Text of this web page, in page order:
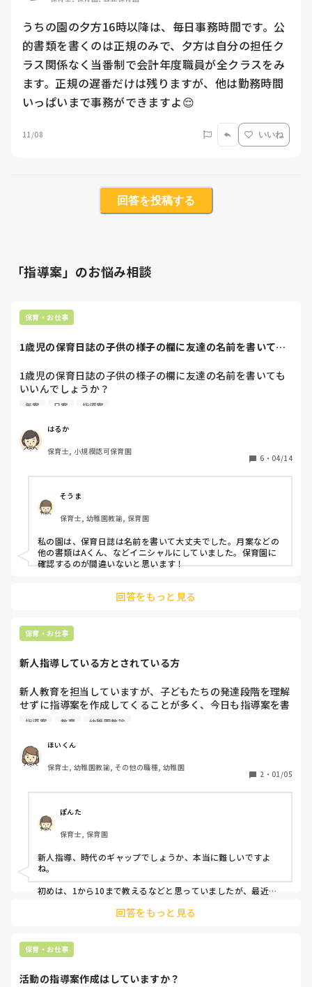
うちの園の夕方16時以降は、毎日事務時間です。公
的書類を書くのは正規のみで、夕方は自分の担任ク
ラス関係なく当番制で会計年度職員が全クラスをみ
ます。正規の遅番だけは残りますが、他は勤務時間
いっぱいまで事務ができますよ😌
11/08 いいね
回答を投稿する
「指導案」のお悩み相談
保育・お仕事
1歳児の保育日誌の子供の様子の欄に友達の名前を書いても
1歳児の保育日誌の子供の様子の欄に友達の名前を書いても
いいんでしょうか？
例文:保育者や◯◯と追いかけっこをし、体を動かして遊ん
年案 日案 指導案
はるか
保育士, 小規模認可保育園
6 ・ 04/14
そうま
保育士, 幼稚園教諭, 保育園
私の園は、保育日誌は名前を書いて大丈夫でした。月案などの
他の書類はAくん、などイニシャルにしていました。保育園に
確認するのが間違いないと思います！
回答をもっと見る
保育・お仕事
新人指導している方とされている方
新人教育を担当していますが、子どもたちの発達段階を理解
せずに指導案を作成してくることが多く、今日も指導案を書
き直しさせてしまいました💦
保育の案がなかなか出てこなかったり、援助の仕方がわから
なかったり、新人とはそういうものとは知りつつも、どのよ
うに伝えたらいいか、どうしたら前向きに捉えてくれるか、
新人指導している方、なにか配慮していることはあります
か？
また、新人の方はどのように伝えられたら前向きに取り組め
ますか？
指導案 教育 幼稚園教諭
ほいくん
保育士, 幼稚園教諭, その他の職種, 幼稚園
2 ・ 01/05
ぽんた
保育士, 保育園
新人指導、時代のギャップでしょうか、本当に難しいですよ
ね。
初めは、1から10まで教えるなどと思っていましたが、最近
子供目線など話しても難しいです。
い、提出日になっても書類に全く手をつけていないことも多
回答をもっと見る
保育・お仕事
活動の指導案作成はしていますか？